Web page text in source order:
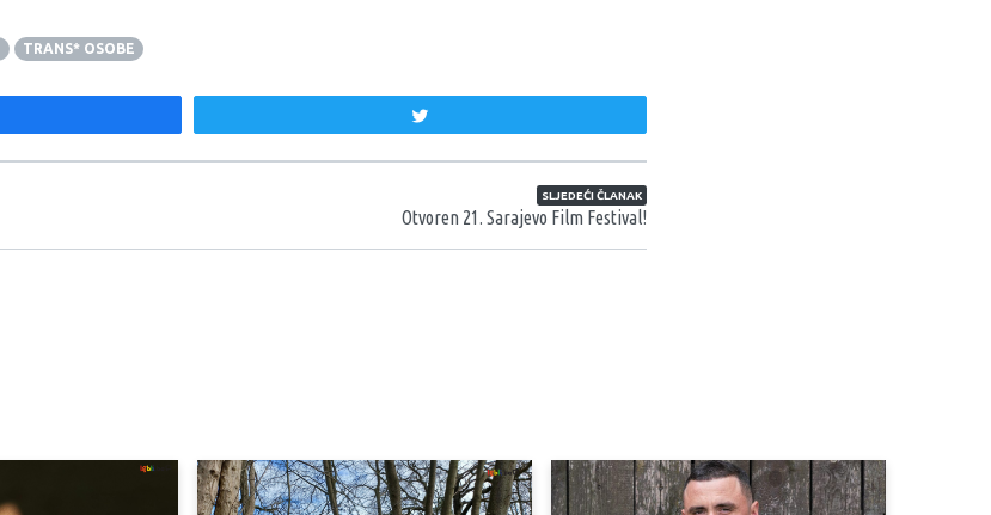
TRANS* OSOBE
SLJEDEĆI ČLANAK
Otvoren 21. Sarajevo Film Festival!